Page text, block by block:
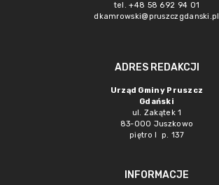
tel. +48 58 692 94 01
dkamrowski@pruszczgdanski.pl
ADRES REDAKCJI
Urząd Gminy Pruszcz
Gdański
ul. Zakątek 1
83-000 Juszkowo
piętro I p. 137
INFORMACJE